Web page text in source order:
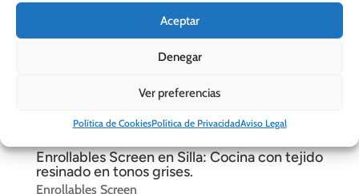
Aceptar
Denegar
Ver preferencias
Política de CookiesPolítica de PrivacidadAviso Legal
Enrollables Screen en Silla: Cocina con tejido
resinado en tonos grises.
Enrollables Screen